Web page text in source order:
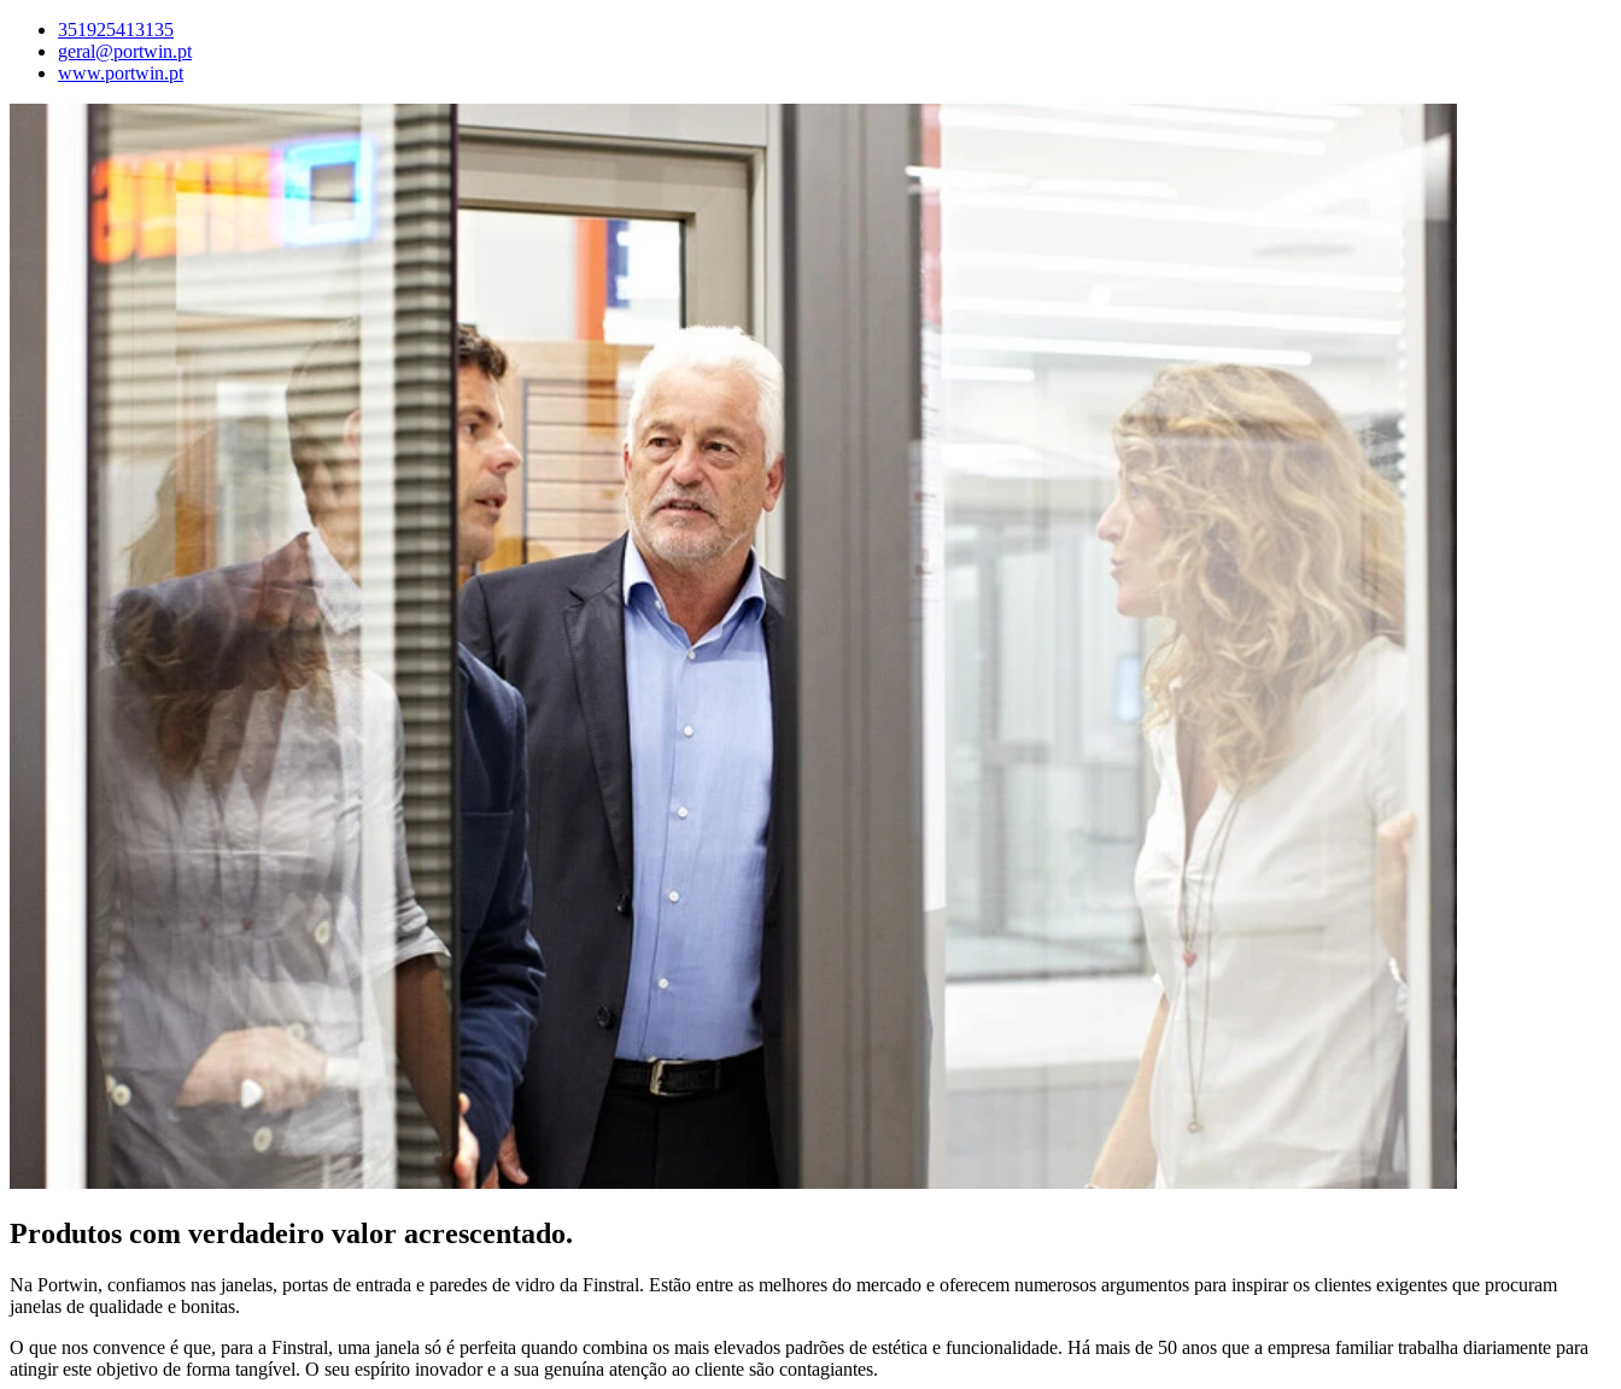
351925413135
geral@portwin.pt
www.portwin.pt
Produtos com verdadeiro valor acrescentado.
Na Portwin, confiamos nas janelas, portas de entrada e paredes de vidro da Finstral. Estão entre as melhores do mercado e oferecem numerosos argumentos para inspirar os clientes exigentes que procuram
janelas de qualidade e bonitas.
O que nos convence é que, para a Finstral, uma janela só é perfeita quando combina os mais elevados padrões de estética e funcionalidade. Há mais de 50 anos que a empresa familiar trabalha diariamente para
atingir este objetivo de forma tangível. O seu espírito inovador e a sua genuína atenção ao cliente são contagiantes.